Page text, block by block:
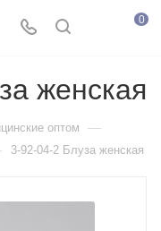
0
женcкая
оптом —
3-92-04-2 Блуза женcкая